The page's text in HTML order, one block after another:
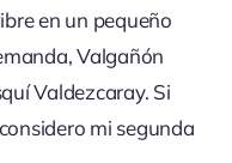
en un pequeño
Valgañón
Valdezcaray. Si
mi segunda